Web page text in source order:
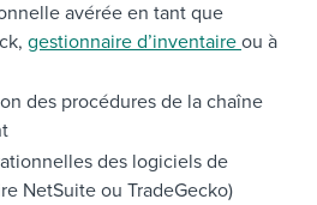
avérée en tant que
gestionnaire d’inventaire ou à
des procédures de la chaîne
des logiciels de
NetSuite ou TradeGecko)